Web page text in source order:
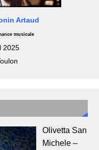
Artaud
musicale
2025
Olivetta San
Michele –